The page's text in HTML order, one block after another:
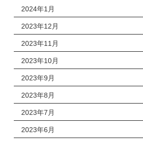
2024年1月
2023年12月
2023年11月
2023年10月
2023年9月
2023年8月
2023年7月
2023年6月